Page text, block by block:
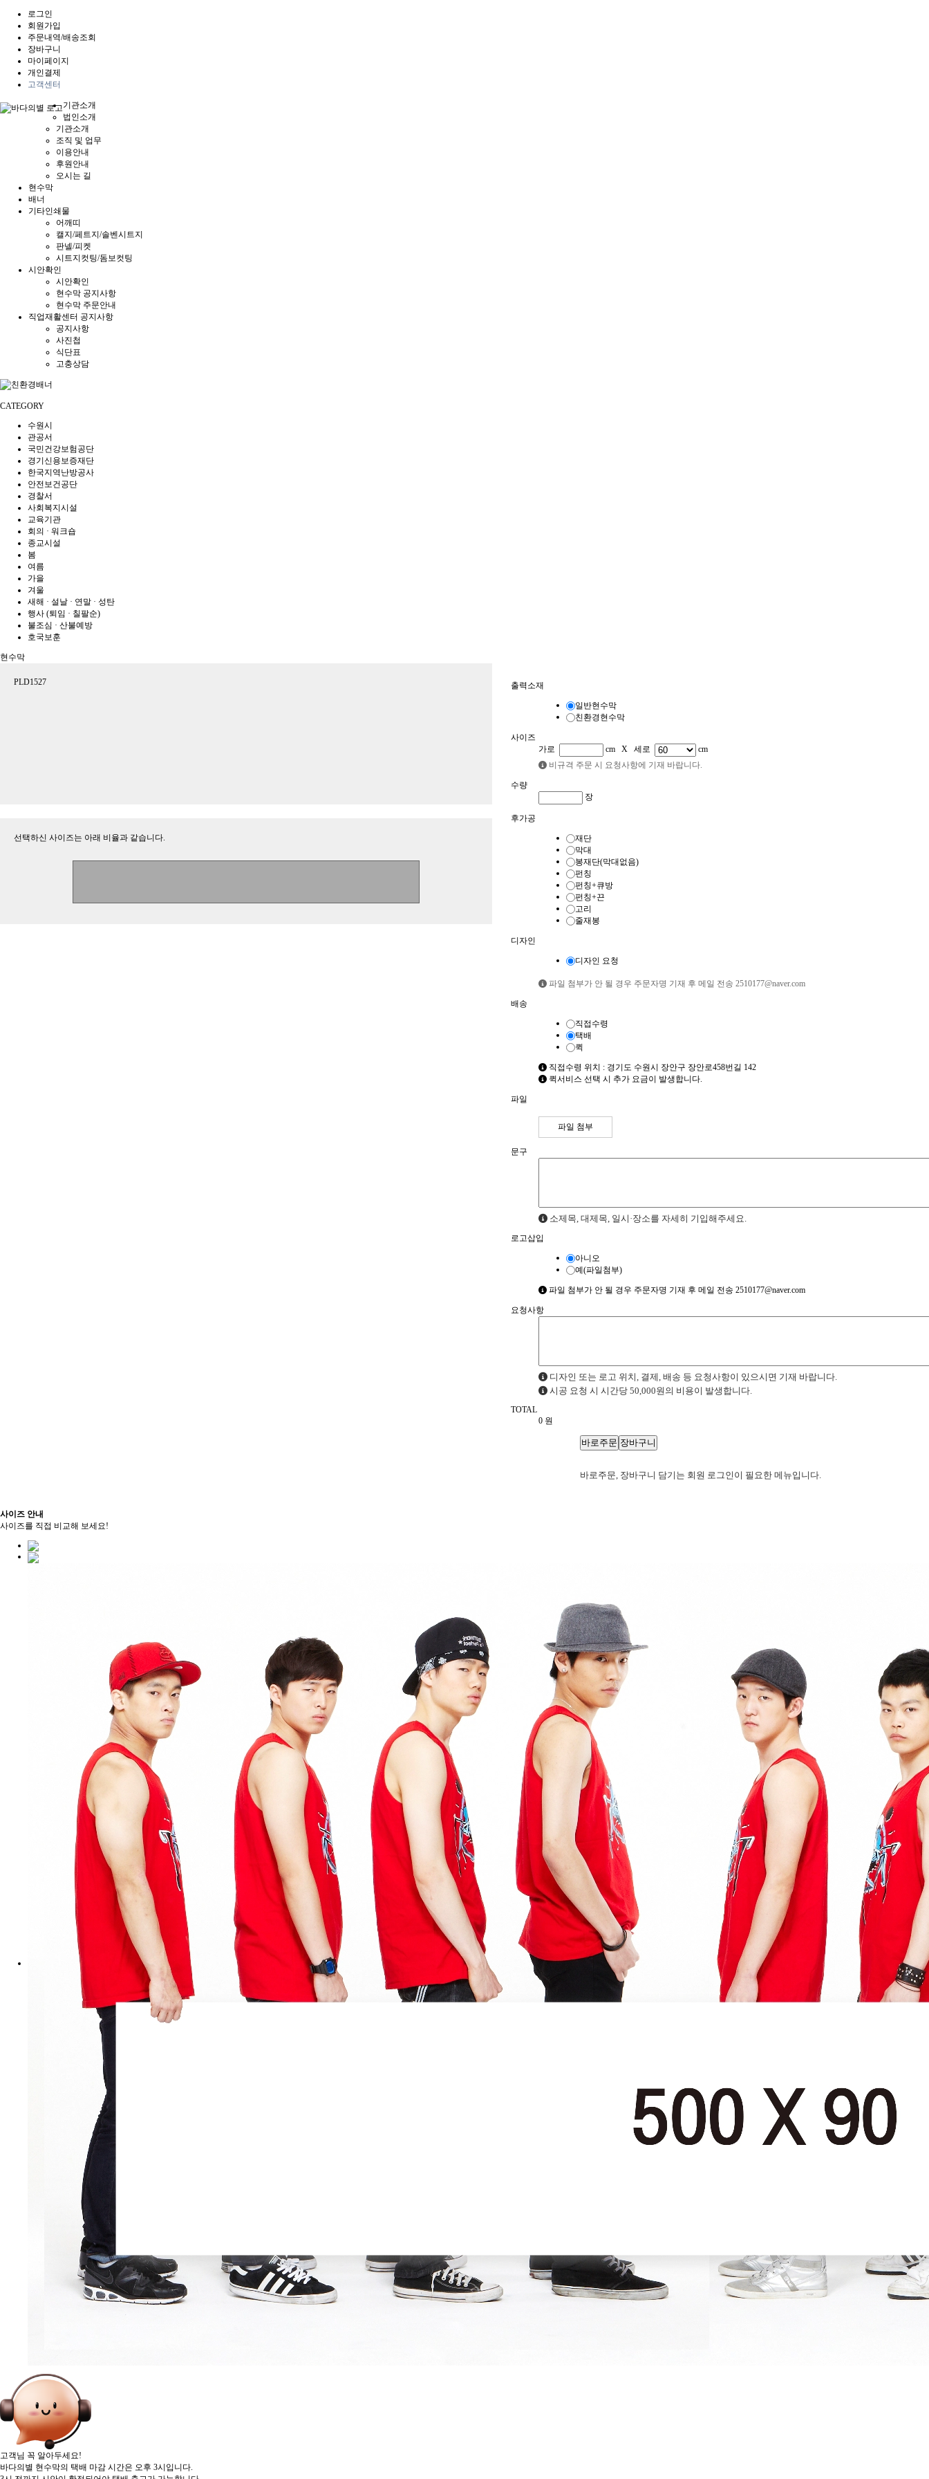
로그인
회원가입
주문내역/배송조회
장바구니
마이페이지
개인결제
고객센터
기관소개
법인소개
기관소개
조직 및 업무
이용안내
후원안내
오시는 길
현수막
배너
기타인쇄물
어깨띠
캘지/페트지/솔벤시트지
판넬/피켓
시트지컷팅/돔보컷팅
시안확인
시안확인
현수막 공지사항
현수막 주문안내
직업재활센터 공지사항
공지사항
사진첩
식단표
고충상담
CATEGORY
수원시
관공서
국민건강보험공단
경기신용보증재단
한국지역난방공사
안전보건공단
경찰서
사회복지시설
교육기관
회의 · 워크숍
종교시설
봄
여름
가을
겨울
새해 · 설날 · 연말 · 성탄
행사 (퇴임 · 칠팔순)
불조심 · 산불예방
호국보훈
현수막
PLD1527
선택하신 사이즈는 아래 비율과 같습니다.
출력소재
일반현수막
친환경현수막
사이즈
가로
cm X 세로
cm
비규격 주문 시 요청사항에 기재 바랍니다.
수량
장
후가공
재단
막대
봉재단(막대없음)
펀칭
펀칭+큐방
펀칭+끈
고리
줄재봉
디자인
디자인 요청
파일 첨부가 안 될 경우 주문자명 기재 후 메일 전송 2510177@naver.com
배송
직접수령
택배
퀵
직접수령 위치 : 경기도 수원시 장안구 장안로458번길 142
퀵서비스 선택 시 추가 요금이 발생합니다.
파일
파일 첨부
문구
소제목, 대제목, 일시·장소를 자세히 기입해주세요.
로고삽입
아니오
예(파일첨부)
파일 첨부가 안 될 경우 주문자명 기재 후 메일 전송 2510177@naver.com
요청사항
디자인 또는 로고 위치, 결제, 배송 등 요청사항이 있으시면 기재 바랍니다.
시공 요청 시 시간당 50,000원의 비용이 발생합니다.
TOTAL
0 원
바로주문, 장바구니 담기는 회원 로그인이 필요한 메뉴입니다.
사이즈 안내
사이즈를 직접 비교해 보세요!
고객님 꼭 알아두세요!
바다의별 현수막의 택배 마감 시간은 오후 3시입니다.